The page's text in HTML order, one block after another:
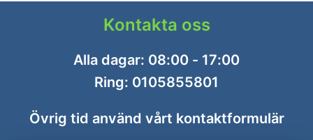
Kontakta oss
Alla dagar: 08:00 - 17:00
Ring: 0105855801
Övrig tid använd vårt kontaktformulär